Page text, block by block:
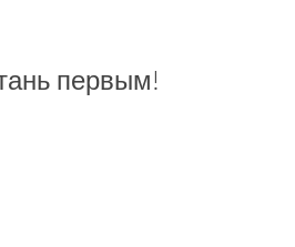
первым!